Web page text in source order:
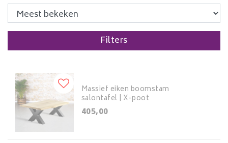
Filters
Massief eiken boomstam
salontafel | X-poot
405,00